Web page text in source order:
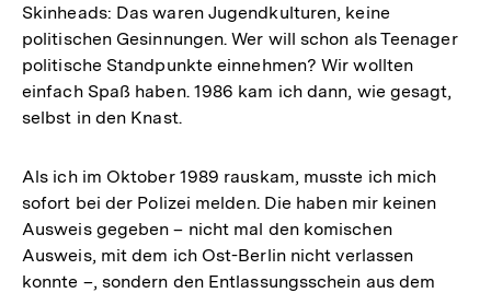
Skinheads: Das waren Jugendkulturen, keine
politischen Gesinnungen. Wer will schon als Teenager
politische Standpunkte einnehmen? Wir wollten
einfach Spaß haben. 1986 kam ich dann, wie gesagt,
selbst in den Knast.
Als ich im Oktober 1989 rauskam, musste ich mich
sofort bei der Polizei melden. Die haben mir keinen
Ausweis gegeben – nicht mal den komischen
Ausweis, mit dem ich Ost-Berlin nicht verlassen
konnte –, sondern den Entlassungsschein aus dem